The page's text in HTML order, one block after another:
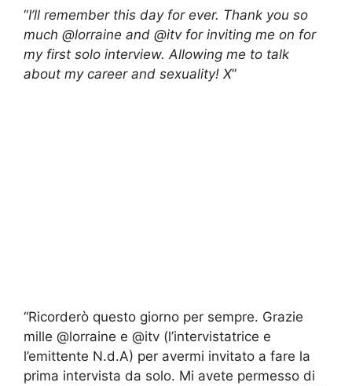
“I’ll remember this day for ever. Thank you so
much @lorraine and @itv for inviting me on for
my first solo interview. Allowing me to talk
about my career and sexuality! X”
“Ricorderò questo giorno per sempre. Grazie
mille @lorraine e @itv (l’intervistatrice e
l’emittente N.d.A) per avermi invitato a fare la
prima intervista da solo. Mi avete permesso di